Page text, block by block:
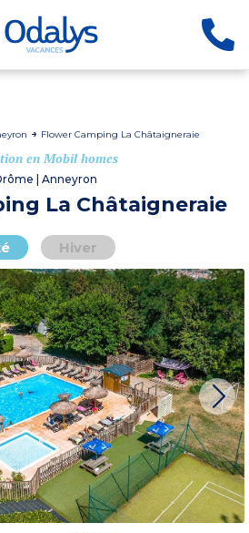
Flower Camping La Châtaigneraie
en Mobil homes
| Anneyron
La Châtaigneraie
Hiver